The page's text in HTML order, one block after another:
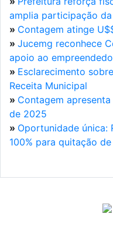
amplia participação
» Contagem atinge
» Jucemg reconhece
apoio ao
» Esclarecimento
Receita Municipal
» Contagem
de 2025
» Oportunidade única:
100% para quitação